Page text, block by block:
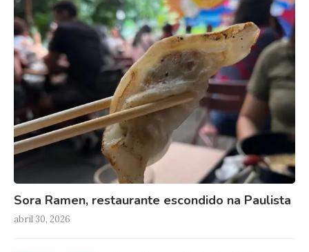
Sora Ramen, restaurante escondido na Paulista
abril 30, 2026